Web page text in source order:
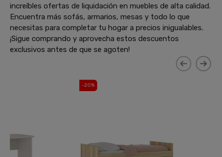
increíbles ofertas de liquidación en muebles de alta calidad.
Encuentra más sofás, armarios, mesas y todo lo que
necesitas para completar tu hogar a precios inigualables.
¡Sigue comprando y aprovecha estos descuentos
exclusivos antes de que se agoten!